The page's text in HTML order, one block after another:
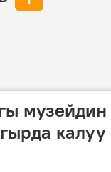
калуу